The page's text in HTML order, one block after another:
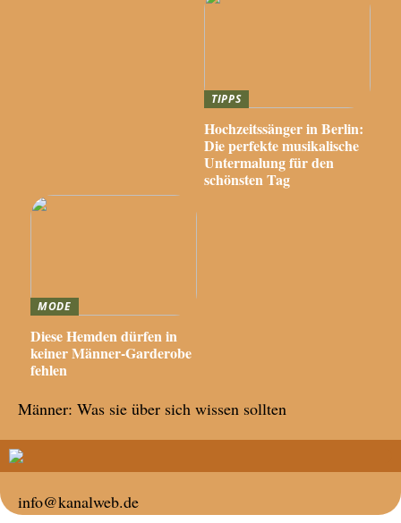
TIPPS
Hochzeitssänger in Berlin:
Die perfekte musikalische
Untermalung für den
schönsten Tag
MODE
Diese Hemden dürfen in
keiner Männer-Garderobe
fehlen
Männer: Was sie über sich wissen sollten
info@kanalweb.de